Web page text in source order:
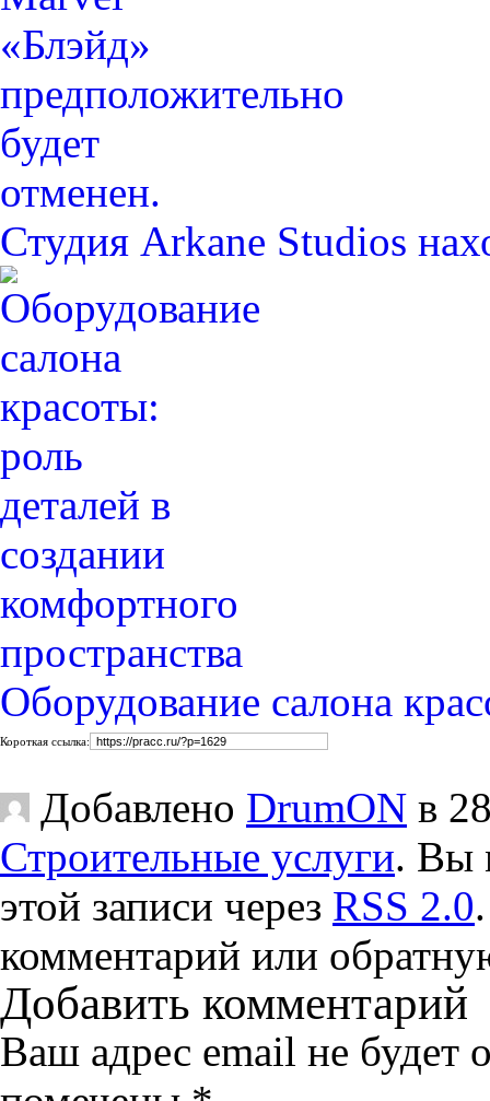
Студия Arkane Studios
Оборудование салона
Короткая ссылка:
Добавлено DrumON в
Строительные услуги. Вы
этой записи через RSS 2.0
комментарий или
Добавить комментарий
Ваш адрес email не будет